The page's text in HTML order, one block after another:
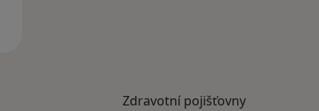
Zdravotní pojišťovny